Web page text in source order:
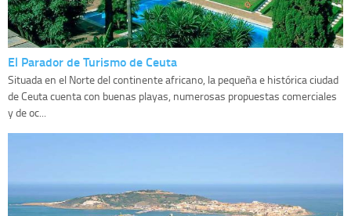
El Parador de Turismo de Ceuta
Situada en el Norte del continente africano, la pequeña e histórica ciudad
de Ceuta cuenta con buenas playas, numerosas propuestas comerciales
y de oc...